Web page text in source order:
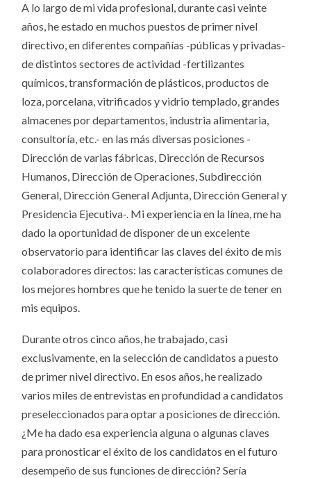
A lo largo de mi vida profesional, durante casi veinte
años, he estado en muchos puestos de primer nivel
directivo, en diferentes compañías -públicas y privadas-
de distintos sectores de actividad -fertilizantes
químicos, transformación de plásticos, productos de
loza, porcelana, vitrificados y vidrio templado, grandes
almacenes por departamentos, industria alimentaria,
consultoría, etc.- en las más diversas posiciones -
Dirección de varias fábricas, Dirección de Recursos
Humanos, Dirección de Operaciones, Subdirección
General, Dirección General Adjunta, Dirección General y
Presidencia Ejecutiva-. Mi experiencia en la línea, me ha
dado la oportunidad de disponer de un excelente
observatorio para identificar las claves del éxito de mis
colaboradores directos: las características comunes de
los mejores hombres que he tenido la suerte de tener en
mis equipos.
Durante otros cinco años, he trabajado, casi
exclusivamente, en la selección de candidatos a puesto
de primer nivel directivo. En esos años, he realizado
varios miles de entrevistas en profundidad a candidatos
preseleccionados para optar a posiciones de dirección.
¿Me ha dado esa experiencia alguna o algunas claves
para pronosticar el éxito de los candidatos en el futuro
desempeño de sus funciones de dirección? Sería